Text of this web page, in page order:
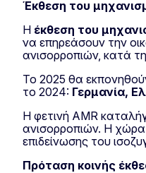
Έκθεση του
Η έκθεση του
να επηρεάσουν την
ανισορροπιών, κατά
Το 2025 θα
το 2024: Γερμανία,
Η φετινή AMR
ανισορροπιών. Η χώρα
επιδείνωσης του
Πρόταση κοινής